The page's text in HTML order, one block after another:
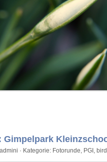
Gimpelpark
· Kategorie: Fotorunde PGI